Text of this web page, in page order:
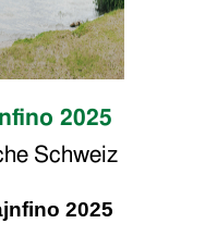
2025
Schweiz
2025